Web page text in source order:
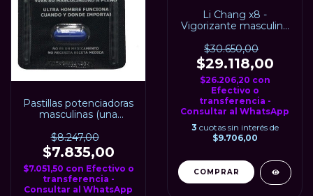
Pastillas potenciadoras
masculinas (una
$8.247,00
$7.835,00
$7.051,50 con Efectivo o
transferencia -
Consultar al WhatsApp
Li Chang x8 -
Vigorizante masculino
$30.650,00
$29.118,00
$26.206,20 con
Efectivo o
transferencia -
Consultar al WhatsApp
3 cuotas sin interés de
$9.706,00